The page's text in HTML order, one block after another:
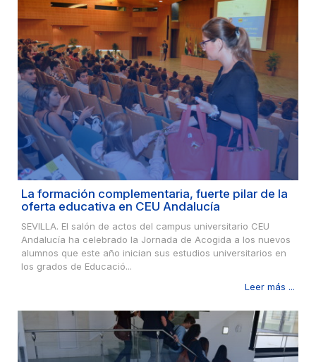
La formación complementaria, fuerte pilar de la
oferta educativa en CEU Andalucía
SEVILLA. El salón de actos del campus universitario CEU
Andalucía ha celebrado la Jornada de Acogida a los nuevos
alumnos que este año inician sus estudios universitarios en
los grados de Educació...
Leer más ...